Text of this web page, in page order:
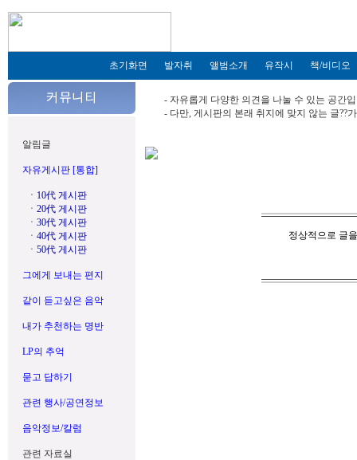
초기화면 발자취 앨범소개 유작시 책/비디오
알림글
자유게시판 [통합]
ㆍ 10代 게시판
ㆍ 20代 게시판
ㆍ 30代 게시판
ㆍ 40代 게시판
ㆍ 50代 게시판
그에게 보내는 편지
같이 듣고싶은 음악
내가 추천하는 명반
LP의 추억
묻고 답하기
관련 행사/공연정보
음악정보/칼럼
관련 자료실
- 자유롭게 다양한 의견을 나눌 수 있는 공간
- 다만, 게시판의 본래 취지에 맞지 않는 글??
정상적으로 글